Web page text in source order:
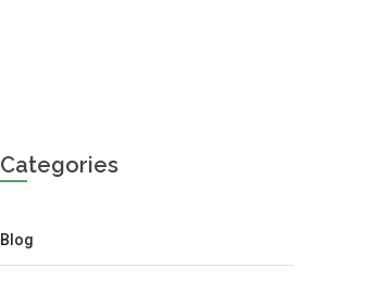
Categories
Blog